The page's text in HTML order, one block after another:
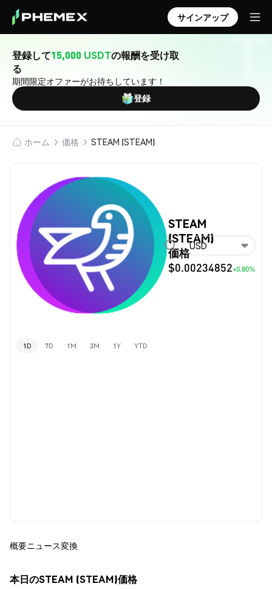
サインアップ
登録して15,000 USDTの報酬を受け取
る
期間限定オファーがお待ちしています！
登録
ホーム 価格 STEAM (STEAM)
STEAM
(STEAM)
価格
$0.00234852+0.80%
USD
1D 7D 1M 3M 1Y YTD
概要ニュース変換
本日のSTEAM (STEAM)価格